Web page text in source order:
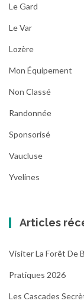
Le Gard
Le Var
Lozère
Mon Équipement
Non Classé
Randonnée
Sponsorisé
Vaucluse
Yvelines
Articles
Visiter La Forêt De
Pratiques 2026
Les Cascades